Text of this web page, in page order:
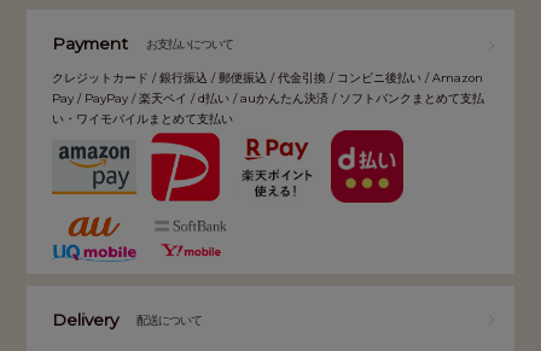
Payment お支払いについて
クレジットカード / 銀行振込 / 郵便振込 / 代金引換 / コンビニ後払い / Amazon
Pay / PayPay / 楽天ペイ / d払い / auかんたん決済 / ソフトバンクまとめて支払
い・ワイモバイルまとめて支払い
Delivery 配送について